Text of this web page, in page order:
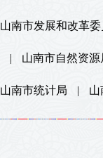
山南市发展和改革委
| 山南市自然资源
山南市统计局 | 山